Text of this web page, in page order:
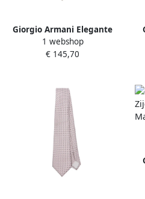
Giorgio Armani Elegante
Zijden Stropdas voor
Mannen Beige Heren
1 webshop
€ 145,70